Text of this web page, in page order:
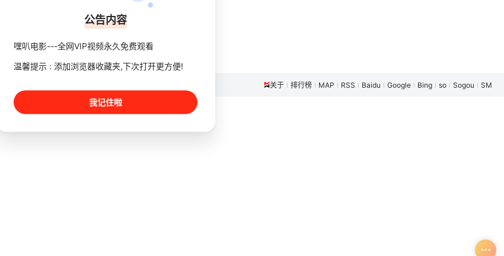
关于 排行榜 MAP RSS Baidu Google Bing so Sogou SM
公告内容
嘿叭电影---全网VIP视频永久免费观看
温馨提示 : 添加浏览器收藏夹,下次打开更方便!
我记住啦